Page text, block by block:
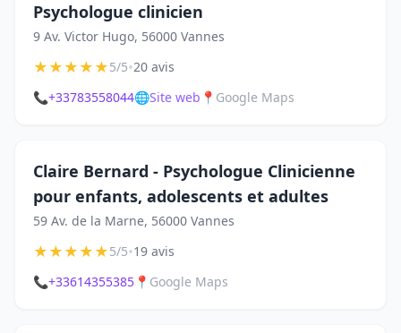
Psychologue clinicien
9 Av. Victor Hugo, 56000 Vannes
★★★★★5/5•20 avis
📞+33783558044🌐Site web 📍 Google Maps
Claire Bernard - Psychologue Clinicienne
pour enfants, adolescents et adultes
59 Av. de la Marne, 56000 Vannes
★★★★★5/5•19 avis
📞+33614355385 📍 Google Maps